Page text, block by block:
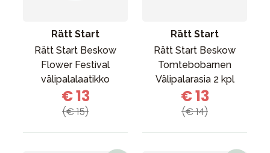
Rätt Start
Rätt Start Beskow
Flower Festival
välipalalaatikko
€ 13
(€ 15)
Rätt Start
Rätt Start Beskow
Tomtebobarnen
Välipalarasia 2 kpl
€ 13
(€ 14)